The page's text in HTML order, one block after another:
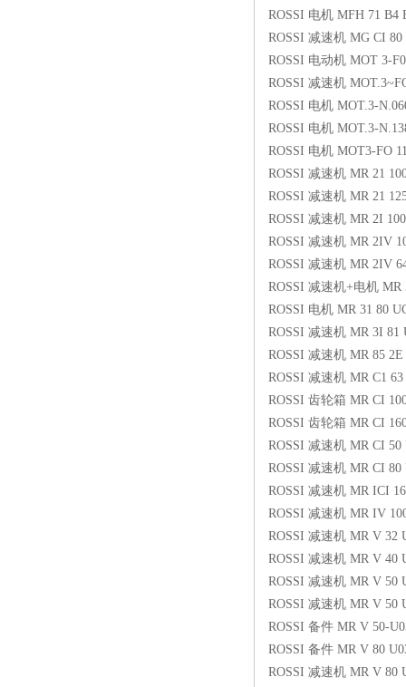
ROSSI 电机 MFH 71 B4
ROSSI 减速机 MG CI 80
ROSSI 电动机 MOT 3-
ROSSI 减速机
ROSSI 电机 MOT.3-
ROSSI 电机 MOT.3-
ROSSI 电机 MOT3-FO
ROSSI 减速机 MR 21
ROSSI 减速机 MR 21
ROSSI 减速机 MR 2I
ROSSI 减速机 MR 2IV
ROSSI 减速机 MR 2IV
ROSSI 减速机+电机 MR
ROSSI 电机 MR 31 80
ROSSI 减速机 MR 3I 81
ROSSI 减速机 MR 85
ROSSI 减速机 MR C1
ROSSI 齿轮箱 MR CI
ROSSI 齿轮箱 MR CI
ROSSI 减速机 MR CI 50
ROSSI 减速机 MR CI
ROSSI 减速机 MR ICI
ROSSI 减速机 MR IV
ROSSI 减速机 MR V 32
ROSSI 减速机 MR V 40
ROSSI 减速机 MR V 50
ROSSI 减速机 MR V 50
ROSSI 备件 MR V 50-
ROSSI 备件 MR V 80
ROSSI 减速机 MR V 80